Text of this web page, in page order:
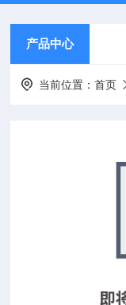
产品中心
当前位置：首页